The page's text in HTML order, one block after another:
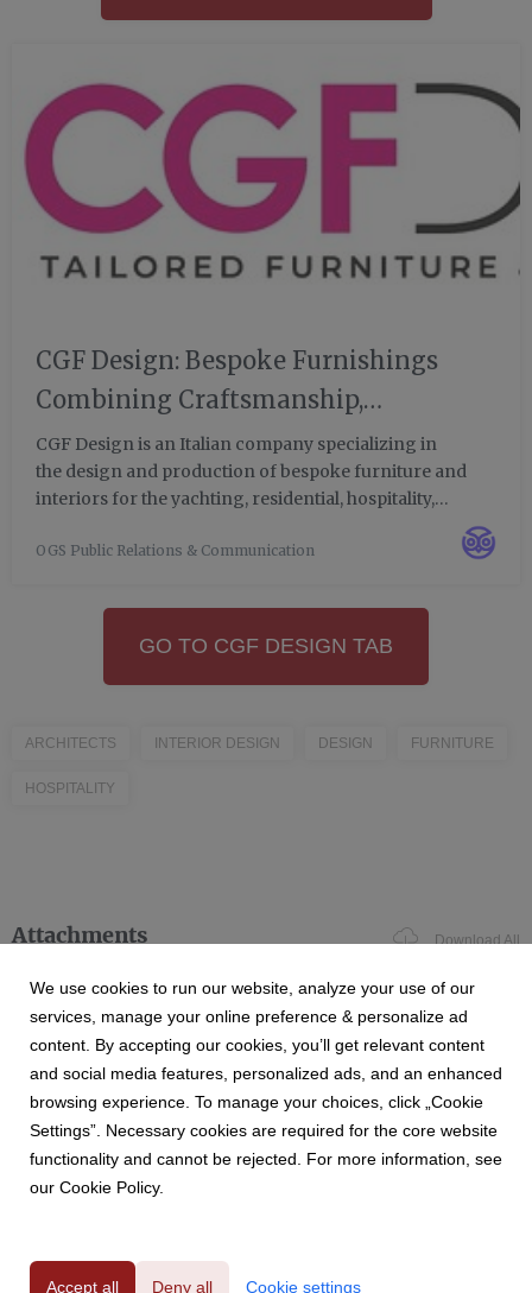
CGF Design: Bespoke Furnishings
Combining Craftsmanship,
Innovation, and High-End Contract
Design
CGF Design is an Italian company specializing in
the design and production of bespoke furniture and
interiors for the yachting, residential, hospitality,
company has established itself as a leading player in the
OGS Public Relations & Communication
GO TO CGF DESIGN TAB
ARCHITECTS INTERIOR DESIGN DESIGN FURNITURE
HOSPITALITY
Attachments Download All
CGF DESIGN_company profile_ITA.docx
|55.5 KB
We use cookies to run our website, analyze your use of our
services, manage your online preference & personalize ad
content. By accepting our cookies, you’ll get relevant content
and social media features, personalized ads, and an enhanced
browsing experience. To manage your choices, click „Cookie
Settings”. Necessary cookies are required for the core website
functionality and cannot be rejected. For more information, see
our Cookie Policy.
Accept all Deny all Cookie settings